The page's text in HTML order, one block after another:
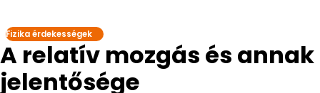
Fizika érdekességek
A relatív mozgás és annak
jelentősége